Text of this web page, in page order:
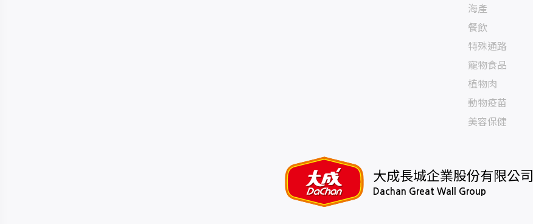
海產
餐飲
特殊通路
寵物食品
植物肉
動物疫苗
美容保健
大成長城企業股份有限公司
Dachan Great Wall Group